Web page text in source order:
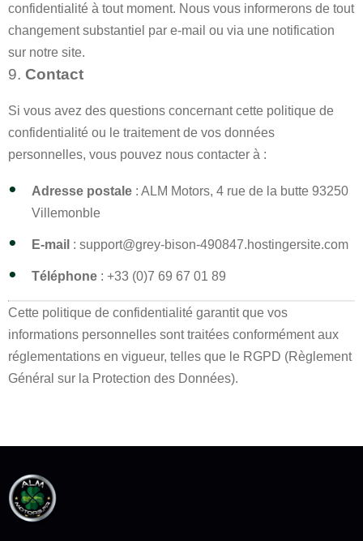
confidentialité à tout moment. Nous vous informerons de tout
changement substantiel par e-mail ou via une notification
sur notre site.
9. Contact
Si vous avez des questions concernant cette politique de
confidentialité ou le traitement de vos données
personnelles, vous pouvez nous contacter à :
Adresse postale : ALM Motors, 4 rue de la butte 93250
Villemonble
E-mail : support@grey-bison-490847.hostingersite.com
Téléphone : +33 (0)7 69 67 01 89
Cette politique de confidentialité garantit que vos
informations personnelles sont traitées conformément aux
réglementations en vigueur, telles que le RGPD (Règlement
Général sur la Protection des Données).